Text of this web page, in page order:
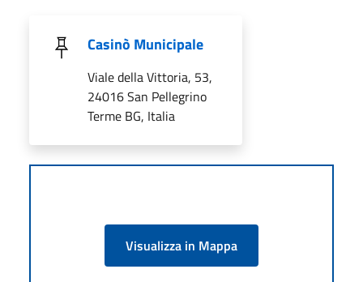
Casinò Municipale
Viale della Vittoria, 53,
24016 San Pellegrino
Terme BG, Italia
Visualizza in Mappa